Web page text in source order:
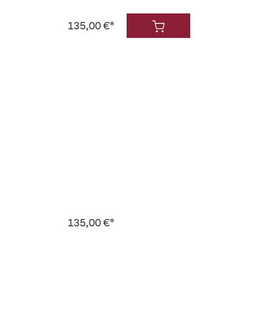
135,00 €*
135,00 €*